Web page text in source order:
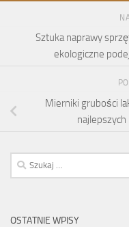
Sztuka naprawy
ekologiczne
Mierniki grubości
najlepszych
Szukaj:
OSTATNIE WPISY